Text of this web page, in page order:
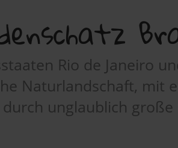
Rio de Janeiro
Naturlandschaft, mit
unglaublich